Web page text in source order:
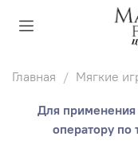
Главная Мягкие
Для применения
оператору по